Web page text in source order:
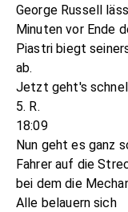
George Russell
Minuten vor Ende
Piastri biegt
ab.
Jetzt geht's schnell
5. R.
18:09
Nun geht es ganz
Fahrer auf die
bei dem die
Alle belauern sich